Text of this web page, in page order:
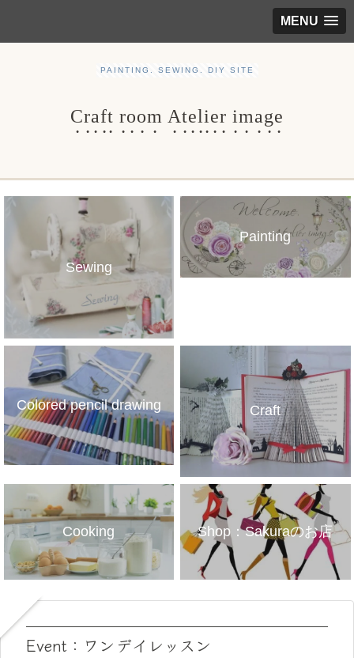
MENU
PAINTING. SEWING. DIY SITE
Craft room Atelier image
Sewing
Painting
Colored pencil drawing Craft
Cooking Shop：Sakuraのお店
Event：ワンデイレッスン